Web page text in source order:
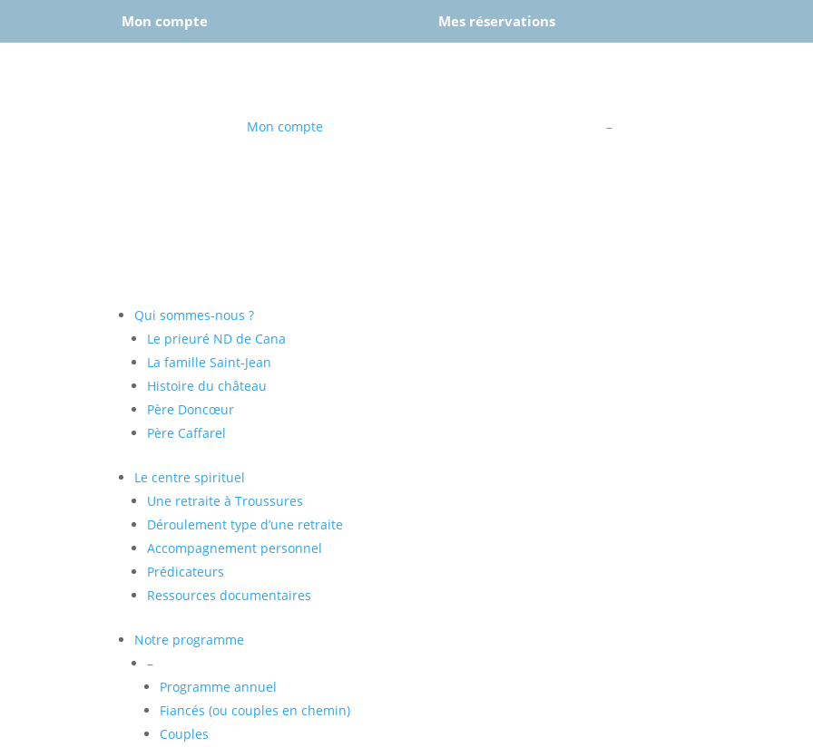
Mon compte Mes réservations
Mon compte –
Qui sommes-nous ?
Le prieuré ND de Cana
La famille Saint-Jean
Histoire du château
Père Doncœur
Père Caffarel
Le centre spirituel
Une retraite à Troussures
Déroulement type d’une retraite
Accompagnement personnel
Prédicateurs
Ressources documentaires
Notre programme
–
Programme annuel
Fiancés (ou couples en chemin)
Couples